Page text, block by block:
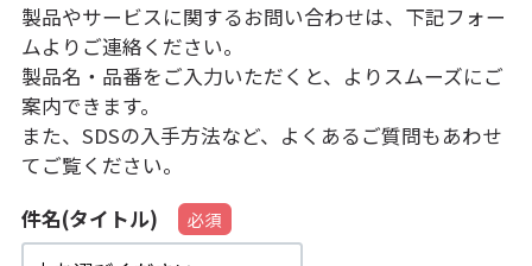
製品やサービスに関するお問い合わせは、下記フォー
ムよりご連絡ください。
製品名・品番をご入力いただくと、よりスムーズにご
案内できます。
また、SDSの入手方法など、 よくあるご質問もあわせ
てご覧ください。
件名(タイトル)